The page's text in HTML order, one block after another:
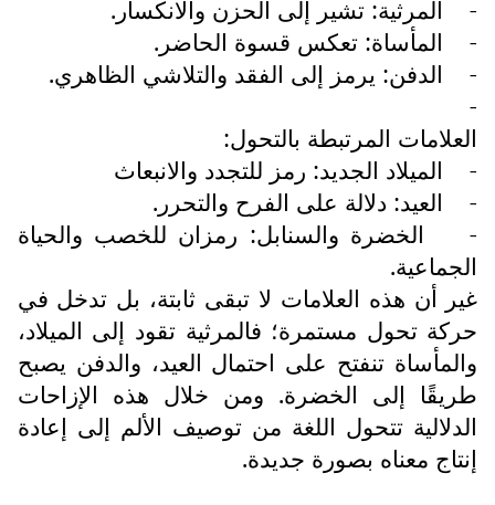
-
المرثية: تشير إلى الحزن والانكسار.
-
المأساة: تعكس قسوة الحاضر.
-
الدفن: يرمز إلى الفقد والتلاشي الظاهري.
-
العلامات المرتبطة بالتحول:
-
الميلاد الجديد: رمز للتجدد والانبعاث
-
العيد: دلالة على الفرح والتحرر.
-
الخضرة والسنابل: رمزان للخصب والحياة
الجماعية.
غير أن هذه العلامات لا تبقى ثابتة، بل تدخل في
حركة تحول مستمرة؛ فالمرثية تقود إلى الميلاد،
والمأساة تنفتح على احتمال العيد، والدفن يصبح
طريقًا إلى الخضرة. ومن خلال هذه الإزاحات
الدلالية تتحول اللغة من توصيف الألم إلى إعادة
إنتاج معناه بصورة جديدة.